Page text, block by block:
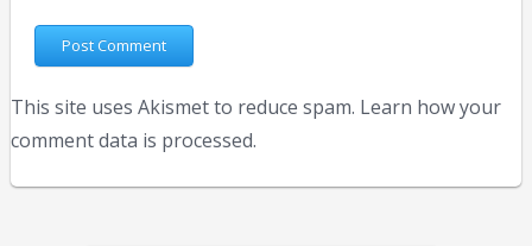
This site uses Akismet to reduce spam. Learn how your
comment data is processed.